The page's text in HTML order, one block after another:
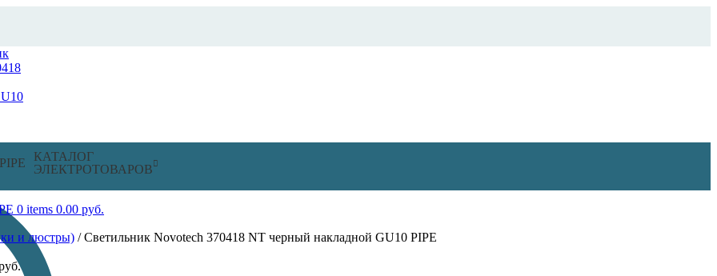
0 items 0.00 руб.
КАТАЛОГ
ЭЛЕКТРОТОВАРОВ
и люстры) /Светильник Novotech 370418 NT черный накладной GU10 PIPE